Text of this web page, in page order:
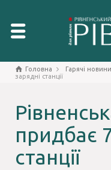
Головна Гарячі новини
зарядні станції
придбає
станції